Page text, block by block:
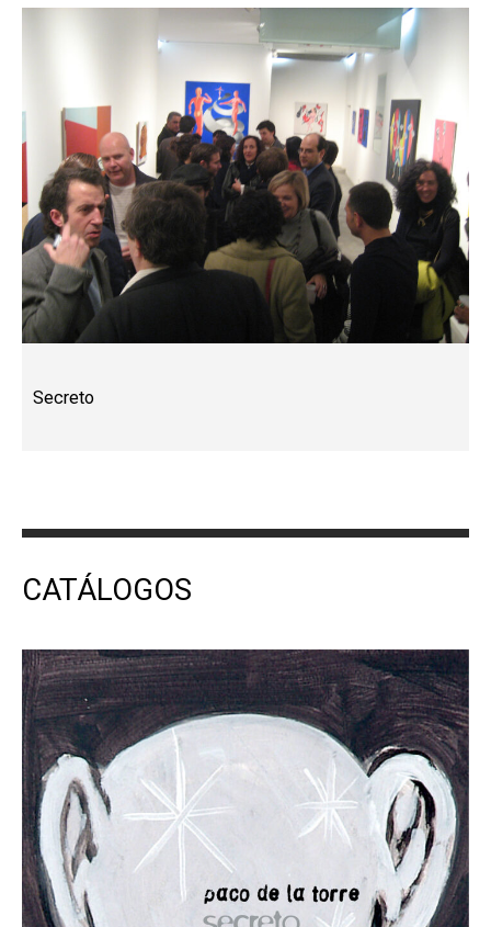
Secreto
CATÁLOGOS